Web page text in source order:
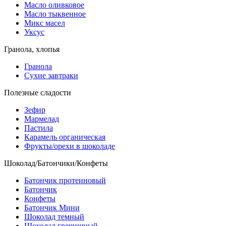
Масло оливковое
Масло тыквенное
Микс масел
Уксус
Гранола, хлопья
Гранола
Сухие завтраки
Полезные сладости
Зефир
Мармелад
Пастила
Карамель органическая
Фрукты/орехи в шоколаде
Шоколад/Батончики/Конфеты
Батончик протеиновый
Батончик
Конфеты
Батончик Мини
Шоколад темный